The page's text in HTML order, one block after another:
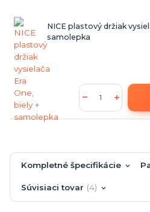
NICE plastový držiak
samolepka
Kompletné špecifikácie
Súvisiaci tovar 4